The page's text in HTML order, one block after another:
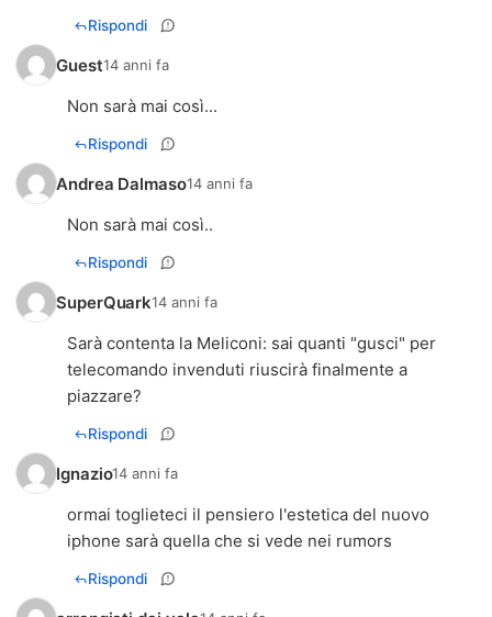
Rispondi
Guest14 anni fa
Non sarà mai così...
Rispondi
Andrea Dalmaso14 anni fa
Non sarà mai così..
Rispondi
SuperQuark14 anni fa
Sarà contenta la Meliconi: sai quanti "gusci" per
telecomando invenduti riuscirà finalmente a
piazzare?
Rispondi
Ignazio14 anni fa
ormai toglieteci il pensiero l'estetica del nuovo
iphone sarà quella che si vede nei rumors
Rispondi